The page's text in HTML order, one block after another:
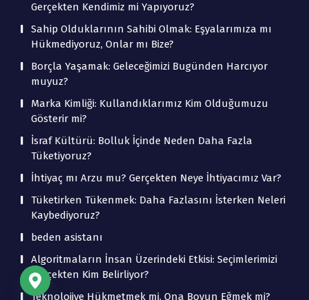
Gerçekten Kendimiz mi Yapıyoruz?
Sahip Olduklarının Sahibi Olmak: Eşyalarımıza mı
Hükmediyoruz, Onlar mı Bize?
Borçla Yaşamak: Geleceğimizi Bugünden Harcıyor
muyuz?
Marka Kimliği: Kullandıklarımız Kim Olduğumuzu
Gösterir mi?
İsraf Kültürü: Bolluk İçinde Neden Daha Fazla
Tüketiyoruz?
İhtiyaç mı Arzu mu? Gerçekten Neye İhtiyacımız Var?
Tüketirken Tükenmek: Daha Fazlasını İsterken Neleri
Kaybediyoruz?
beden asistanı
Algoritmaların İnsan Üzerindeki Etkisi: Seçimlerimizi
Gerçekten Kim Belirliyor?
Teknolojiye Hükmetmek mi, Ona Boyun Eğmek mi?